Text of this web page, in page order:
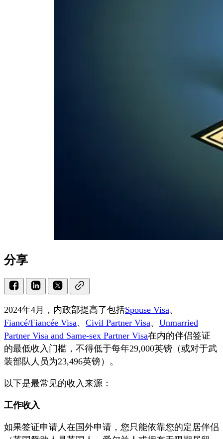
分享
2024年4月，内政部提高了包括Spouse Visa、
Fiancé/Fiancée Visa、 Civil Partner Visa、 Unmarried
Partner Visa and Same-sex Partner Visa在内的伴侣签证
的最低收入门槛，不得低于每年29,000英镑（或对于武
装部队人员为23,496英镑）。
以下是最常见的收入来源：
工作收入
如果签证申请人在国外申请，您只能依靠您的定居伴侣